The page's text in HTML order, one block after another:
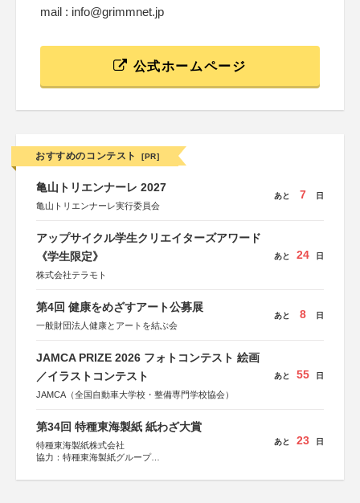
mail : info@grimmnet.jp
公式ホームページ
おすすめのコンテスト [PR]
亀山トリエンナーレ 2027
亀山トリエンナーレ実行委員会
あと 7 日
アップサイクル学生クリエイターズアワード
《学生限定》
株式会社テラモト
あと 24 日
第4回 健康をめざすアート公募展
一般財団法人健康とアートを結ぶ会
あと 8 日
JAMCA PRIZE 2026 フォトコンテスト 絵画
／イラストコンテスト
JAMCA（全国自動車大学校・整備専門学校協会）
あと 55 日
第34回 特種東海製紙 紙わざ大賞
特種東海製紙株式会社
協力：特種東海製紙グループ
あと 23 日